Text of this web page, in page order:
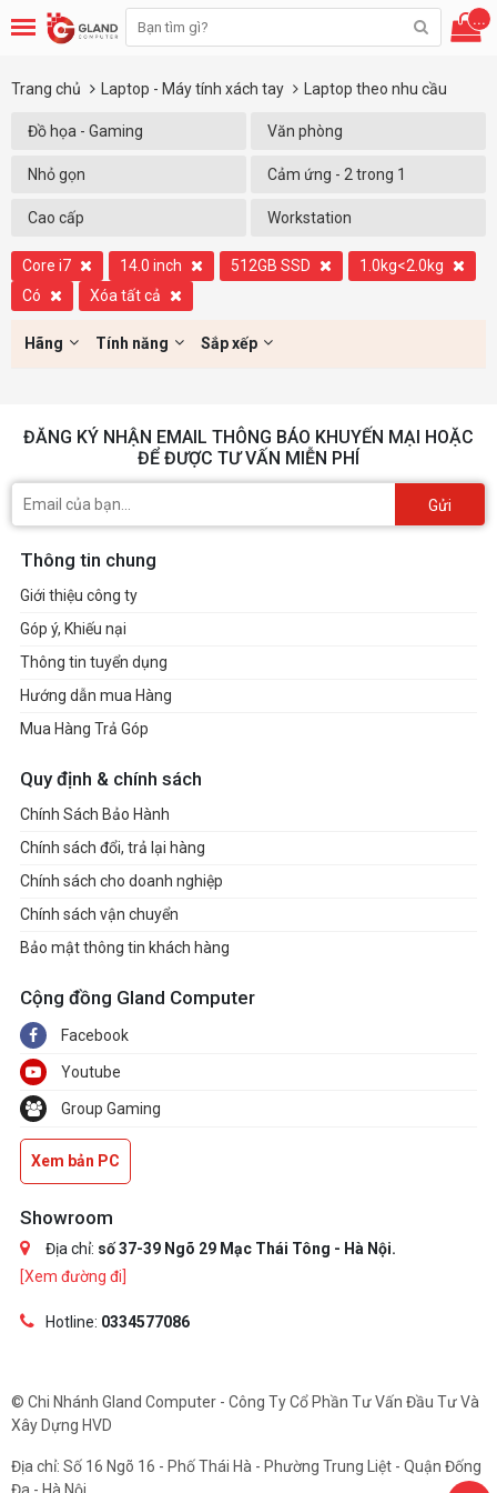
...
Trang chủ Laptop - Máy tính xách tay Laptop theo nhu cầu
Đồ họa - Gaming Văn phòng
Nhỏ gọn Cảm ứng - 2 trong 1
Cao cấp Workstation
Core i7 14.0 inch 512GB SSD
1.0kg<2.0kg
Có
Xóa tất cả
Hãng Tính năng Sắp xếp
ĐĂNG KÝ NHẬN EMAIL THÔNG BÁO KHUYẾN MẠI HOẶC
ĐỂ ĐƯỢC TƯ VẤN MIỄN PHÍ
Gửi
Thông tin chung
Giới thiệu công ty
Góp ý, Khiếu nại
Thông tin tuyển dụng
Hướng dẫn mua Hàng
Mua Hàng Trả Góp
Quy định & chính sách
Chính Sách Bảo Hành
Chính sách đổi, trả lại hàng
Chính sách cho doanh nghiệp
Chính sách vận chuyển
Bảo mật thông tin khách hàng
Cộng đồng Gland Computer
Facebook
Youtube
Group Gaming
Xem bản PC
Showroom
Địa chỉ: số 37-39 Ngõ 29 Mạc Thái Tông - Hà Nội.
[Xem đường đi]
Hotline: 0334577086
© Chi Nhánh Gland Computer - Công Ty Cổ Phần Tư Vấn Đầu Tư Và
Xây Dựng HVD
Địa chỉ: Số 16 Ngõ 16 - Phố Thái Hà - Phường Trung Liệt - Quận Đống